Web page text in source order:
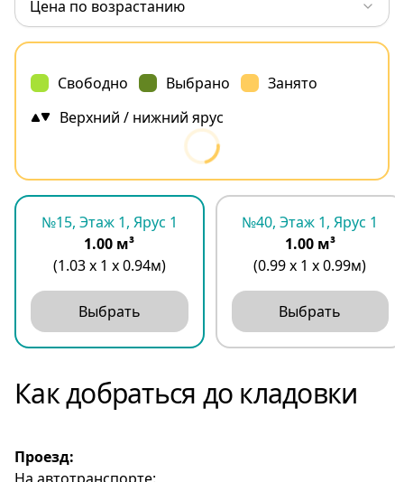
Свободно Выбрано
Занято
Верхний / нижний ярус
№15, Этаж 1, Ярус 1
1.00 м³
(1.03 х 1 х 0.94м)
Выбрать
№40, Этаж 1, Ярус 1
1.00 м³
(0.99 х 1 х 0.99м)
Выбрать
Как добраться до кладовки
Проезд: